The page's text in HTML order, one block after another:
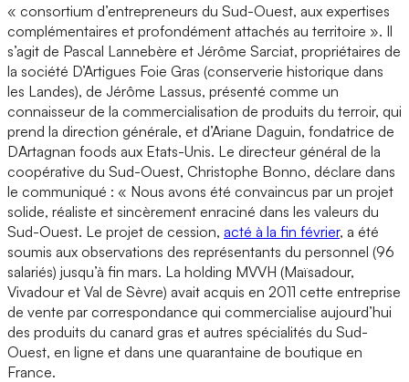
« consortium d’entrepreneurs du Sud-Ouest, aux expertises
complémentaires et profondément attachés au territoire ». Il
s’agit de Pascal Lannebère et Jérôme Sarciat, propriétaires de
la société D’Artigues Foie Gras (conserverie historique dans
les Landes), de Jérôme Lassus, présenté comme un
connaisseur de la commercialisation de produits du terroir, qui
prend la direction générale, et d’Ariane Daguin, fondatrice de
DArtagnan foods aux Etats-Unis. Le directeur général de la
coopérative du Sud-Ouest, Christophe Bonno, déclare dans
le communiqué : « Nous avons été convaincus par un projet
solide, réaliste et sincèrement enraciné dans les valeurs du
Sud-Ouest. Le projet de cession, acté à la fin février, a été
soumis aux observations des représentants du personnel (96
salariés) jusqu’à fin mars. La holding MVVH (Maïsadour,
Vivadour et Val de Sèvre) avait acquis en 2011 cette entreprise
de vente par correspondance qui commercialise aujourd’hui
des produits du canard gras et autres spécialités du Sud-
Ouest, en ligne et dans une quarantaine de boutique en
France.